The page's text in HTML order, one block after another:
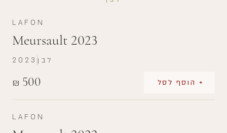
LAFON
Meursault 2023
₪ 500 + הוסף לסל
2023 לבן
LAFON